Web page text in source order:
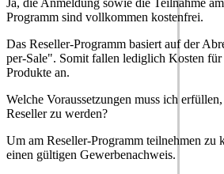
Ja, die Anmeldung sowie die Teilnahme
Programm sind vollkommen kostenfrei.
Das Reseller-Programm basiert auf der
per-Sale". Somit fallen lediglich Kosten
Produkte an.
Welche Voraussetzungen muss ich
Reseller zu werden?
Um am Reseller-Programm teilnehmen zu
einen gültigen Gewerbenachweis.